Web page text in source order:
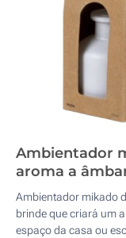
Ambientador
aroma a
Ambientador mikado
brinde que criará um
espaço da casa ou